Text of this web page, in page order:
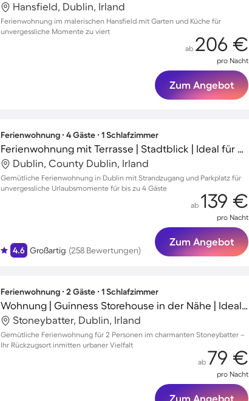
Hansfield, Dublin, Irland
Ferienwohnung im malerischen Hansfield mit Garten und Küche für
unvergessliche Momente zu viert
ab 206 €
pro Nacht
Zum Angebot
Ferienwohnung ∙ 4 Gäste ∙ 1 Schlafzimmer
Ferienwohnung mit Terrasse | Stadtblick | Ideal für Homeoffice
Dublin, County Dublin, Irland
Gemütliche Ferienwohnung in Dublin mit Strandzugang und Parkplatz für
unvergessliche Urlaubsmomente für bis zu 4 Gäste
4.6 Großartig (258 Bewertungen)
ab 139 €
pro Nacht
Zum Angebot
Ferienwohnung ∙ 2 Gäste ∙ 1 Schlafzimmer
Wohnung | Guinness Storehouse in der Nähe | Ideal für Homeoffice
Stoneybatter, Dublin, Irland
Gemütliche Ferienwohnung für 2 Personen im charmanten Stoneybatter –
Ihr Rückzugsort inmitten urbaner Vielfalt
ab 79 €
pro Nacht
Zum Angebot